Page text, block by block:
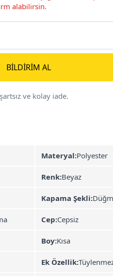
alabilirsin.
BILDIRIM AL
ve kolay iade.
Materyal:Polyester
Renk:Beyaz
Kapama Şekli:
Cep:Cepsiz
Boy:Kısa
Ek Özellik: